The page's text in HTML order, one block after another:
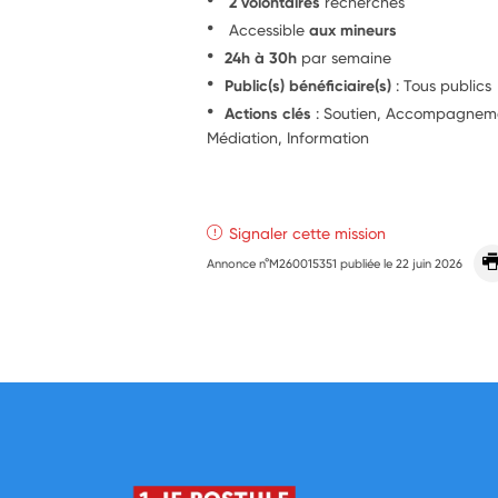
Accessibleaux mineurs
24h à 30h par semaine
Public(s) bénéficiaire(s) : Tous publics
Actions clés : Soutien,
Médiation, Information
Signaler cette mission
Annonce n°M260015351 publiée le22 juin 2026